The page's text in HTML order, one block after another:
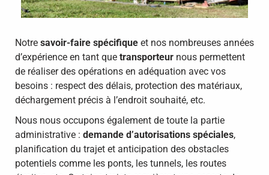
Notre savoir-faire spécifique et nos nombreuses années
d’expérience en tant que transporteur nous permettent
de réaliser des opérations en adéquation avec vos
besoins : respect des délais, protection des matériaux,
déchargement précis à l’endroit souhaité, etc.
Nous nous occupons également de toute la partie
administrative : demande d’autorisations spéciales,
planification du trajet et anticipation des obstacles
potentiels comme les ponts, les tunnels, les routes